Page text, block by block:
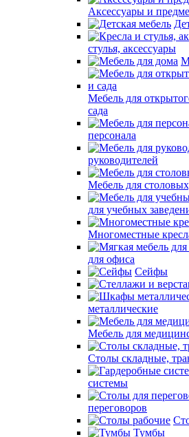
Аксессуары и
стулья, аксессуары
Мебель для
сада
персонала
руководителей
Мебель для
для учебных
Многоместные
для офиса
Сейфы
металлические
Мебель для
Столы складные,
системы
переговоров
Тумбы